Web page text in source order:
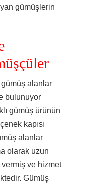
gümüşlerin
gümüş alanlar
bulunuyor
gümüş ürünün
kapısı
alanlar
olarak uzun
vermiş ve hizmet
Gümüş